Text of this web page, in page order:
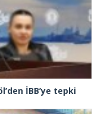
İBB’ye tepki